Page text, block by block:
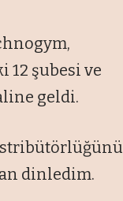
12 şubesi ve
geldi.
dinledim.